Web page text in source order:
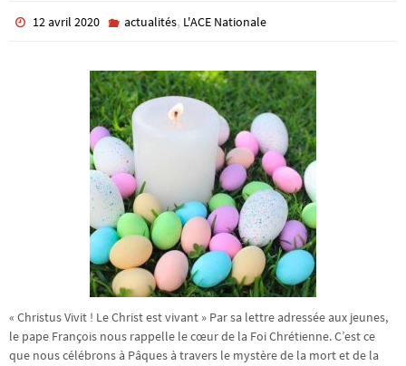
12 avril 2020 actualités, L'ACE Nationale
« Christus Vivit ! Le Christ est vivant » Par sa lettre adressée aux jeunes,
le pape François nous rappelle le cœur de la Foi Chrétienne. C’est ce
que nous célébrons à Pâques à travers le mystère de la mort et de la